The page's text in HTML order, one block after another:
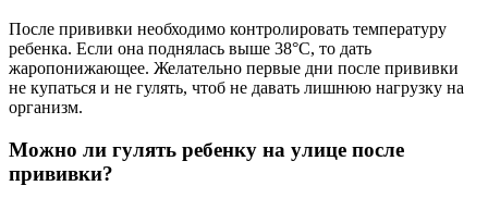
После прививки необходимо контролировать температуру
ребенка. Если она поднялась выше 38°С, то дать
жаропонижающее. Желательно первые дни после прививки
не купаться и не гулять, чтоб не давать лишнюю нагрузку на
организм.
Можно ли гулять ребенку на улице после
прививки?